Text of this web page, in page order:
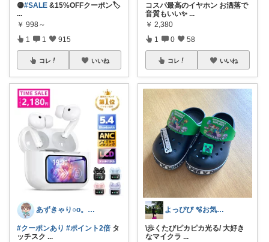
🟡#SALE &15%OFFクーポン🏷️
...
￥ 998～
1 1 915
コレ いいね
あずきゃり○o。.🐟🐠
#クーポンあり #ポイント2倍 タ
ッチスク ...
コスパ最高のイヤホン お洒落で
音質もいい✨ ...
￥ 2,380
1 0 58
コレ いいね
よっぴぴ 🫧お気に入りに囲まれた暮らし
\歩くたびピカピカ光る/ 大好き
なマイクラ ...